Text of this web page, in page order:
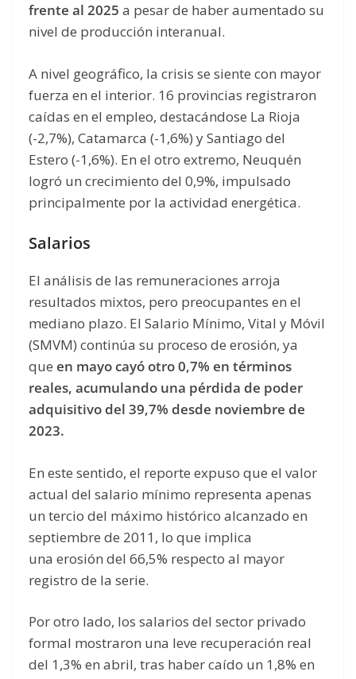
frente al 2025 a pesar de haber aumentado su
nivel de producción interanual.
A nivel geográfico, la crisis se siente con mayor
fuerza en el interior. 16 provincias registraron
caídas en el empleo, destacándose La Rioja
(-2,7%), Catamarca (-1,6%) y Santiago del
Estero (-1,6%). En el otro extremo, Neuquén
logró un crecimiento del 0,9%, impulsado
principalmente por la actividad energética.
Salarios
El análisis de las remuneraciones arroja
resultados mixtos, pero preocupantes en el
mediano plazo. El Salario Mínimo, Vital y Móvil
(SMVM) continúa su proceso de erosión, ya
que en mayo cayó otro 0,7% en términos
reales, acumulando una pérdida de poder
adquisitivo del 39,7% desde noviembre de
2023.
En este sentido, el reporte expuso que el valor
actual del salario mínimo representa apenas
un tercio del máximo histórico alcanzado en
septiembre de 2011, lo que implica
una erosión del 66,5% respecto al mayor
registro de la serie.
Por otro lado, los salarios del sector privado
formal mostraron una leve recuperación real
del 1,3% en abril, tras haber caído un 1,8% en